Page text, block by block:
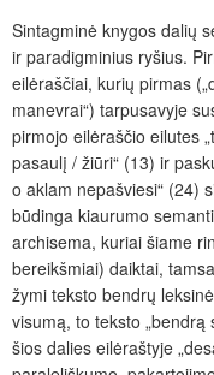
Sintagminė knygos dalių
ir paradigminius ryšius.
eilėraščiai, kurių pirmas
manevrai“) tarpusavyje
pirmojo eilėraščio eilutes
pasaulį / žiūri“ (13) ir
o aklam nepašviesi“ (24)
būdinga kiaurumo
archisema, kuriai šiame
bereikšmiai) daiktai,
žymi teksto bendrų
visumą, to teksto „bendrą
šios dalies eilėraštyje